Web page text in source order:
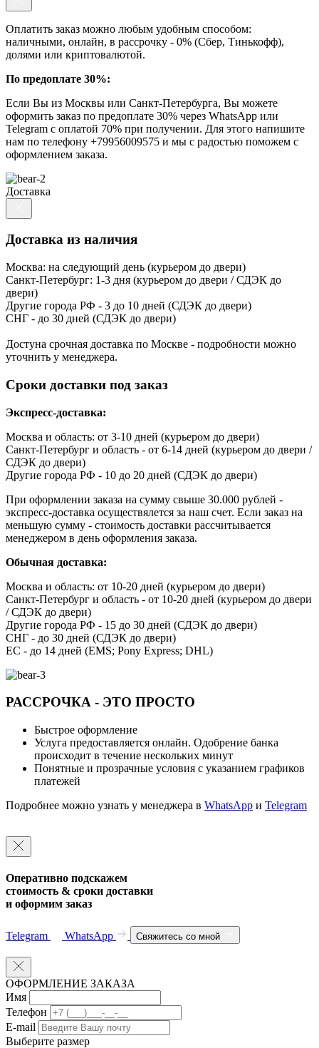
Оплатить заказ можно любым удобным способом:
наличными, онлайн, в рассрочку - 0% (Сбер, Тинькофф),
долями или криптовалютой.
По предоплате 30%:
Если Вы из Москвы или Санкт-Петербурга, Вы можете
оформить заказ по предоплате 30% через WhatsApp или
Telegram с оплатой 70% при получении. Для этого напишите
нам по телефону +79956009575 и мы с радостью поможем с
оформлением заказа.
Доставка
Доставка из наличия
Москва: на следующий день (курьером до двери)
Санкт-Петербург: 1-3 дня (курьером до двери / СДЭК до
двери)
Другие города РФ - 3 до 10 дней (СДЭК до двери)
СНГ - до 30 дней (СДЭК до двери)
Достуна срочная доставка по Москве - подробности можно
уточнить у менеджера.
Сроки доставки под заказ
Экспресс-доставка:
Москва и область: от 3-10 дней (курьером до двери)
Санкт-Петербург и область - от 6-14 дней (курьером до двери /
СДЭК до двери)
Другие города РФ - 10 до 20 дней (СДЭК до двери)
При оформлении заказа на сумму свыше 30.000 рублей -
экспресс-доставка осуществялется за наш счет. Если заказ на
меньшую сумму - стоимость доставки рассчитывается
менеджером в день оформления заказа.
Обычная доставка:
Москва и область: от 10-20 дней (курьером до двери)
Санкт-Петербург и область - от 10-20 дней (курьером до двери
/ СДЭК до двери)
Другие города РФ - 15 до 30 дней (СДЭК до двери)
СНГ - до 30 дней (СДЭК до двери)
ЕС - до 14 дней (EMS; Pony Express; DHL)
РАССРОЧКА - ЭТО ПРОСТО
Быстрое оформление
Услуга предоставляется онлайн. Одобрение банка
происходит в течение нескольких минут
Понятные и прозрачные условия с указанием графиков
платежей
Подробнее можно узнать у менеджера в WhatsApp и Telegram
Оперативно подскажем
стоимость & сроки доставки
и оформим заказ
Telegram WhatsApp Свяжитесь со мной
ОФОРМЛЕНИЕ ЗАКАЗА
Имя
Телефон
E-mail
Выберите размер